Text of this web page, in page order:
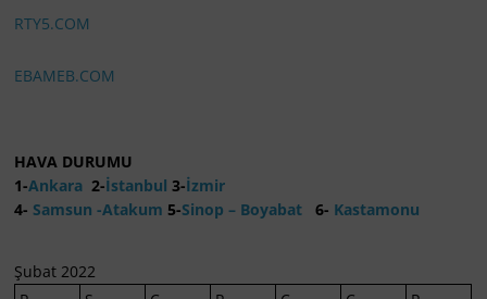
RTY5.COM
EBAMEB.COM
HAVA DURUMU
1-Ankara 2-İstanbul 3-İzmir
4- Samsun -Atakum 5-Sinop – Boyabat 6- Kastamonu
Şubat 2022